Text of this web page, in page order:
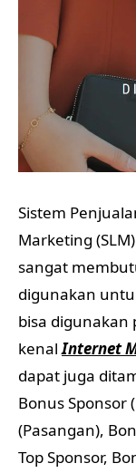
Sistem
Marketing
sangat
digunakan
bisa digunakan
kenalInternet
dapat juga
Bonus Sponsor
(Pasangan),
Top Sponsor,